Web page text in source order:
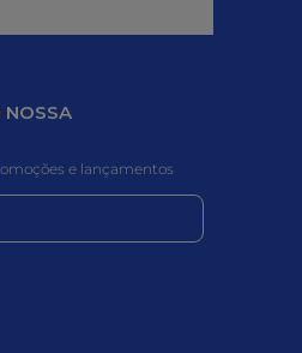
NOSSA
e lançamentos